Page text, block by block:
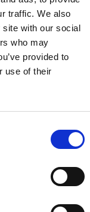
traffic. We also
site with our social
who may
provided to
use of their
giudizio dal
del Tribunale di
di usura nei
A riportarlo
Messaggero.
assegni per
farmacista ha
successive